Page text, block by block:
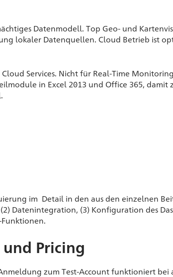
Datenmodell. Top Geo- und
lokaler Datenquellen. Cloud Betrieb ist
Services. Nicht für Real-Time
in Excel 2013 und Office 365, damit
im Detail in den aus den einzelnen
Datenintegration, (3) Konfiguration des
Funktionen.
Pricing
zum Test-Account funktioniert